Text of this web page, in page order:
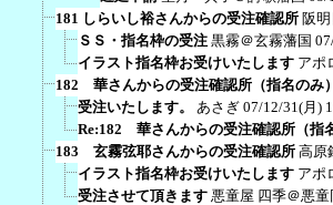
181 しらいし裕さんからの受注確認所 阪
ＳＳ・指名枠の受注 黒霧＠玄霧藩国
イラスト指名枠お受けいたします アポ
182 華さんからの受注確認所（指名のみ）
受注いたします。
あさぎ 07/12/31(月)
Re:182 華さんからの受注確認所（指
183 玄霧弦耶さんからの受注確認所 高原
イラスト指名枠お受けいたします アポ
受注させて頂きます 悪童屋 四季＠悪童